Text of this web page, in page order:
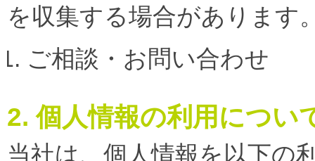
を収集する場合があります
ご相談・お問い合わせ
2. 個人情報の利用につい
当社は、個人情報を以下の